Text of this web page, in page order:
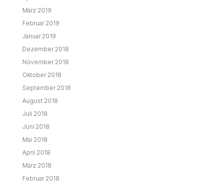
März 2019
Februar 2019
Januar 2019
Dezember 2018
November 2018
Oktober 2018
September 2018
August 2018
Juli 2018
Juni 2018
Mai 2018
April 2018
März 2018
Februar 2018